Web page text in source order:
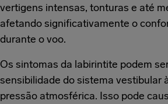
vertigens intensas, tonturas e até
afetando significativamente o
durante o voo.
Os sintomas da labirintite podem
sensibilidade do sistema vestibular
pressão atmosférica. Isso pode